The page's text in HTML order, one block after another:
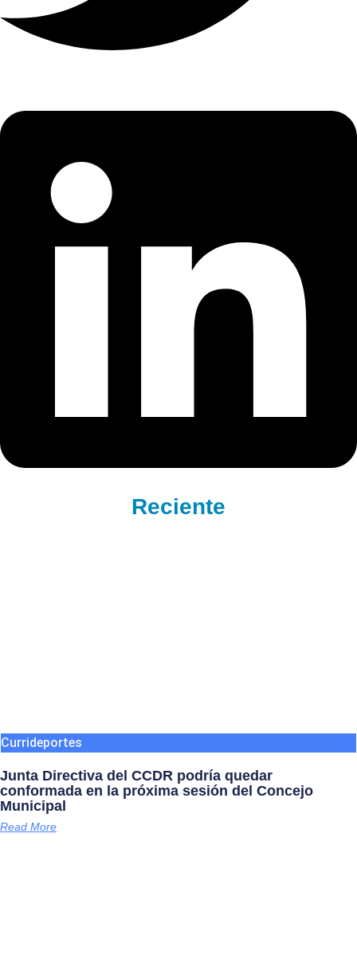
Reciente
Currideportes
Junta Directiva del CCDR podría quedar
conformada en la próxima sesión del Concejo
Municipal
Read More